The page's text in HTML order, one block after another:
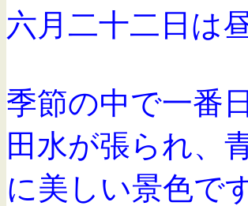
六月二十二日は
季節の中で一番
田水が張られ、
に美しい景色で